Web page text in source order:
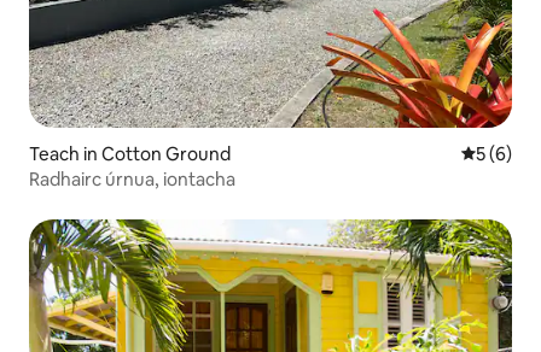
Teach in Cotton Ground
5 (6)
Radhairc úrnua, iontacha